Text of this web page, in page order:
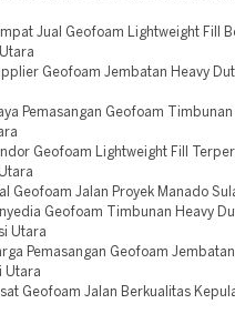
Jual Geofoam Lightweight Fill
Geofoam Jembatan Heavy
Pemasangan Geofoam Timbunan
Geofoam Lightweight Fill
Geofoam Jalan Proyek Manado
Geofoam Timbunan Heavy
Utara
Pemasangan Geofoam
Utara
Geofoam Jalan Berkualitas